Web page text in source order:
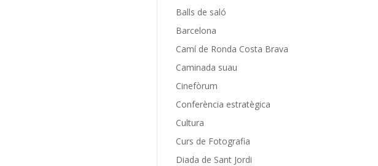
Balls de saló
Barcelona
Camí de Ronda Costa Brava
Caminada suau
Cinefòrum
Conferència estratègica
Cultura
Curs de Fotografia
Diada de Sant Jordi